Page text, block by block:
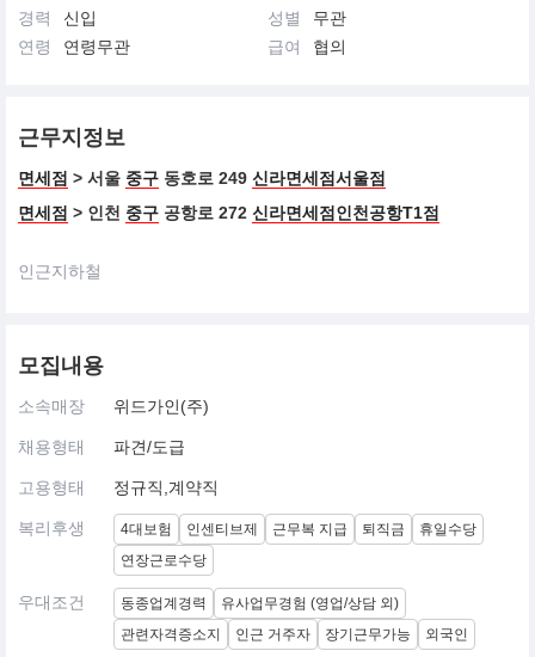
경력
신입 성별
무관
연령
연령무관 급여 협의
근무지정보
면세점 > 서울 중구 동호로 249 신라면세점서울점
면세점 > 인천 중구 공항로 272 신라면세점인천공항T1점
인근지하철
모집내용
소속매장 위드가인(주)
채용형태 파견/도급
고용형태 정규직,계약직
복리후생 4대보험 인센티브제 근무복 지급 퇴직금
휴일수당
연장근로수당
우대조건 동종업계경력
유사업무경험 (영업/상담 외)
관련자격증소지
인근 거주자 장기근무가능 외국인